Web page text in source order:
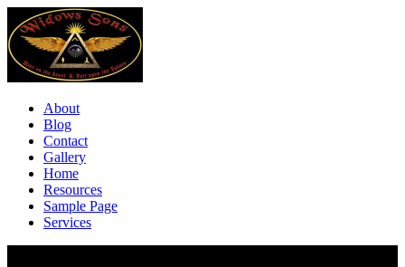
About
Blog
Contact
Gallery
Home
Resources
Sample Page
Services